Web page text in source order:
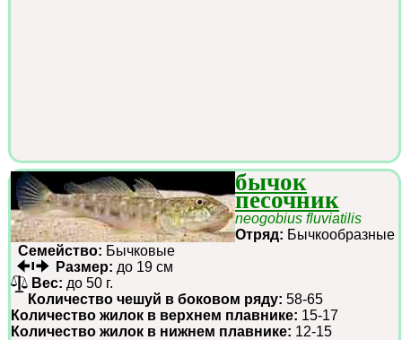
бычок
песочник
neogobius fluviatilis
Отряд: Бычкообразные
Семейство: Бычковые
Размер: до 19 см
Вес: до 50 г.
Количество чешуй в боковом ряду: 58-65
Количество жилок в верхнем плавнике: 15-17
Количество жилок в нижнем плавнике: 12-15